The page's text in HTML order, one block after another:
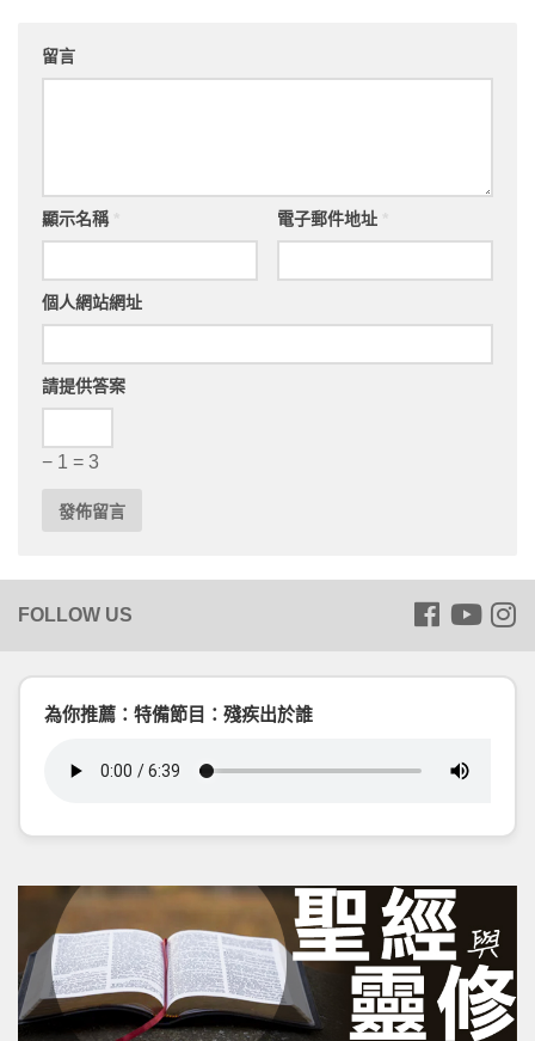
留言
顯示名稱 電子郵件地址
個人網站網址
請提供答案
− 1 = 3
為你推薦：特備節目：殘疾出於誰